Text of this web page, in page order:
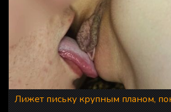
Лижет письку крупным планом,